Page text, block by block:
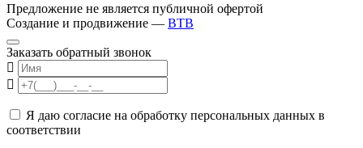
Предложение не является публичной офертой
Создание и продвижение — BTB
Заказать обратный звонок
Я даю согласие на обработку персональных данных в
соответствии